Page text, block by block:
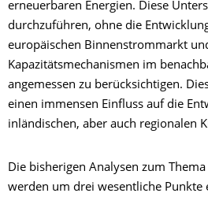
erneuerbaren Energien. Diese
durchzuführen, ohne die
europäischen Binnenstrommarkt
Kapazitätsmechanismen im
angemessen zu berücksichtigen.
einen immensen Einfluss auf die
inländischen, aber auch regionalen
Die bisherigen Analysen zum
werden um drei wesentliche Punkte